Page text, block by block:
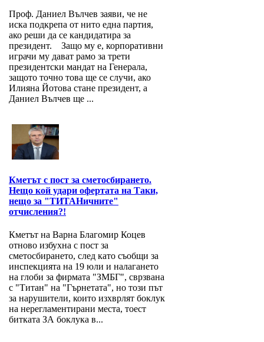
Проф. Даниел Вълчев заяви, че не
иска подкрепа от нито една партия,
ако реши да се кандидатира за
президент. Защо му е, корпоративни
играчи му дават рамо за трети
президентски мандат на Генерала,
защото точно това ще се случи, ако
Илияна Йотова стане президент, а
Даниел Вълчев ще ...
Кметът с пост за сметосбирането.
Нещо кой удари офертата на Таки,
нещо за "ТИТАНичните"
отчисления?!
Кметът на Варна Благомир Коцев
отново избухна с пост за
сметосбирането, след като съобщи за
инспекцията на 19 юли и налагането
на глоби за фирмата "ЗМБГ", сврзвана
с "Титан" на "Гърнетата", но този път
за нарушители, които изхврлят боклук
на нерегламентирани места, тоест
битката ЗА боклука в...